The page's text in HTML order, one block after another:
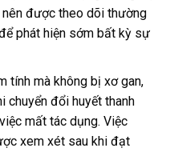
nên được theo dõi thường
phát hiện sớm bất kỳ sự
tính mà không bị xơ gan,
chuyển đổi huyết thanh
mất tác dụng. Việc
xem xét sau khi đạt